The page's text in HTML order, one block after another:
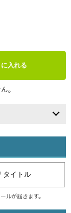
入れる
。
タイトル
ルが届きます。